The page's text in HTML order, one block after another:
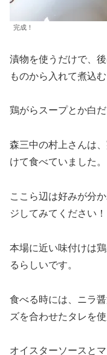
完成！
漬物を使うだけで、
ものから入れて煮込む
鶏がらスープとか白
森三中の村上さんは
けて食べていました。
ここら辺は好みが分
ジしてみてください！
本場に近い味付けは
るらしいです。
食べる時には、ニラ
ズを合わせたタレを使
オイスターソースと